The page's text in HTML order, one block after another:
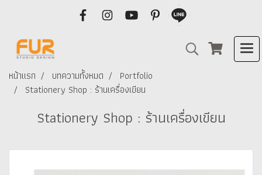
หน้าแรก บทความทั้งหมด
Portfolio
Stationery Shop : ร้านเครื่องเขียน
Stationery Shop : ร้านเครื่องเขียน